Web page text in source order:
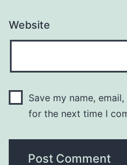
Website
Save my name,
for the next time I